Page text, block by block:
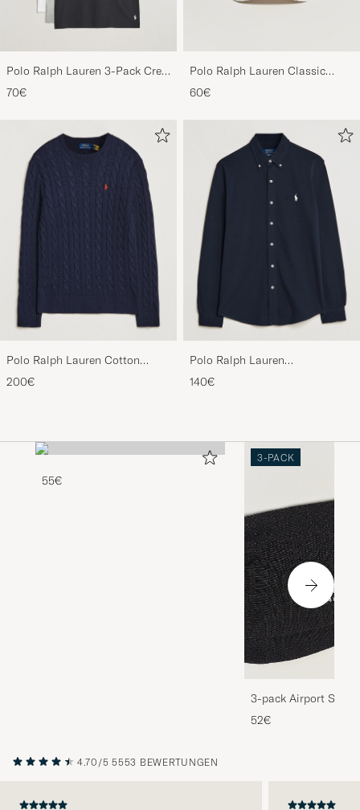
Polo Ralph Lauren 3-Pack Crew
Neck T-Shirt
White/Black/Andover Heather
70€
Polo Ralph Lauren Classic
60€
Polo Ralph Lauren Cotton
Cable Pullover Hunter Navy
200€
Polo Ralph Lauren
Featherweight Mesh Shirt
Aviator Navy
140€
55€
3-PACK
3-pack Airport
Melange
52€
4.70/5 5553 BEWERTUNGEN